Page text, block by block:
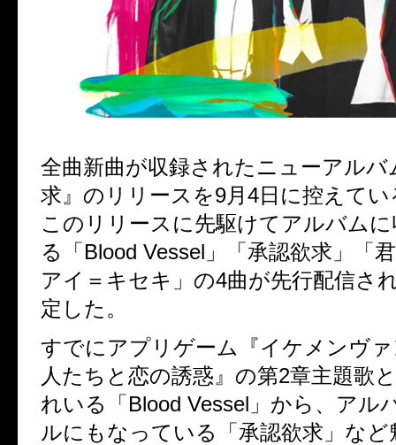
全曲新曲が収録されたニューアルバ
求』のリリースを9月4日に控えて
このリリースに先駆けてアルバム
る「Blood Vessel」「承認欲求」「
アイ＝キセキ」の4曲が先行配信さ
定した。
すでにアプリゲーム『イケメンヴ
人たちと恋の誘惑』の第2章主題歌
れいる「Blood Vessel」から、アル
ルにもなっている「承認欲求」な